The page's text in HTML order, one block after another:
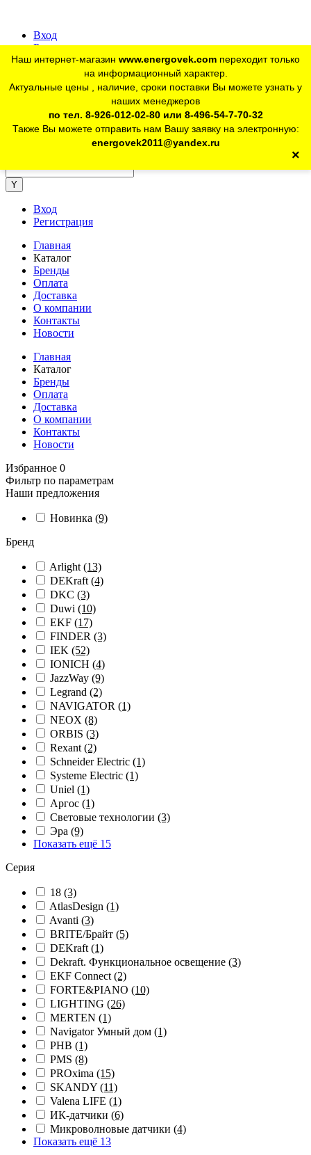
Вход
Регистрация
Для юр. лиц:+7 (926) 012-02-80
telegram Розничный магазин:+7 (925) 902-46-10
Наш интернет-магазин www.energovek.com переходит только
на информационный характер.
Актуальные цены , наличие, сроки поставки Вы можете узнать у
наших менеджеров
по тел. 8-926-012-02-80 или 8-496-54-7-70-32
Также Вы можете отправить нам Вашу заявку на электронную:
energovek2011@yandex.ru
×
Вход
Регистрация
Главная
Каталог
Бренды
Оплата
Доставка
О компании
Контакты
Новости
Главная
Каталог
Бренды
Оплата
Доставка
О компании
Контакты
Новости
Избранное 0
Фильтр по параметрам
Наши предложения
Новинка (9)
Бренд
Arlight (13)
DEKraft (4)
DKC (3)
Duwi (10)
EKF (17)
FINDER (3)
IEK (52)
IONICH (4)
JazzWay (9)
Legrand (2)
NAVIGATOR (1)
NEOX (8)
ORBIS (3)
Rexant (2)
Schneider Electric (1)
Systeme Electric (1)
Uniel (1)
Аргос (1)
Световые технологии (3)
Эра (9)
Показать ещё 15
Серия
18 (3)
AtlasDesign (1)
Avanti (3)
BRITE/Брайт (5)
DEKraft (1)
Dekraft. Функциональное освещение (3)
EKF Connect (2)
FORTE&PIANO (10)
LIGHTING (26)
MERTEN (1)
Navigator Умный дом (1)
PHB (1)
PMS (8)
PROxima (15)
SKANDY (11)
Valena LIFE (1)
ИК-датчики (6)
Микроволновые датчики (4)
Показать ещё 13